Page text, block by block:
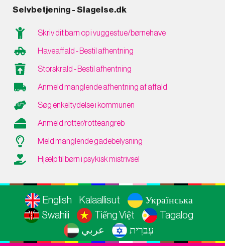
Selvbetjening - Slagelse.dk
Skriv dit barn op i vuggestue/børnehave
Haveaffald - Bestil afhentning
Storskrald - Bestil afhentning
Anmeld manglende afhentning af affald
Søg enkeltydelse i kommunen
Anmeld rotter/rotteangreb
Meld manglende gadebelysning
Hjælp til børn i psykisk mistrivsel
English Kalaallisut
Українська
Swahili
Tiếng Việt
Tagalog
عربي
עִברִית